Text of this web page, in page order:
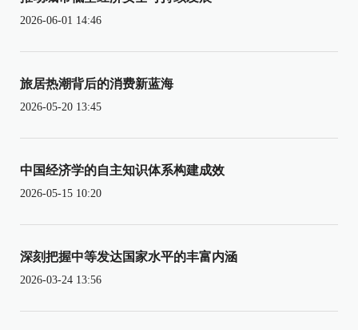
2026-06-01 14:46
旅居热潮背后的消费新蓝海
2026-05-20 13:45
中国经济学的自主知识体系构建成效
2026-05-15 10:20
深刻把握中等发达国家水平的丰富内涵
2026-03-24 13:56